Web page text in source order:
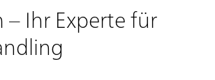
Ihr Experte für